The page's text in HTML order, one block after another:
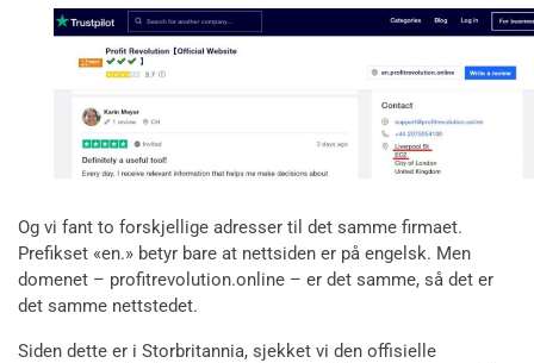
Og vi fant to forskjellige adresser til det samme firmaet.
Prefikset «en.» betyr bare at nettsiden er på engelsk. Men
domenet – profitrevolution.online – er det samme, så det er
det samme nettstedet.
Siden dette er i Storbritannia, sjekket vi den offisielle